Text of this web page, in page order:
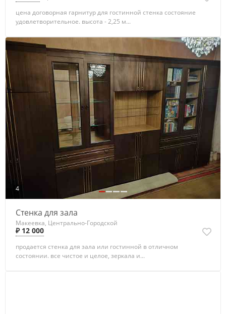
цена договорная гарнитур для гостинной стенка состояние
удовлетворительное. высота - 2,25 м...
4
Стенка для зала
Макеевка, Центрально-Городской
₽ 12 000
продается стенка для зала или гостинной в отличном
состоянии. все чистое и целое, зеркала и...